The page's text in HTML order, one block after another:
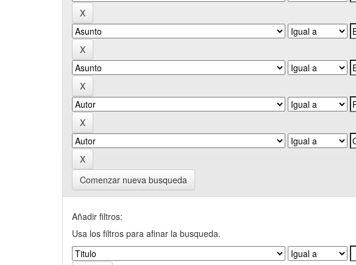
Comenzar nueva busqueda
Añadir filtros:
Usa los filtros para afinar la busqueda.